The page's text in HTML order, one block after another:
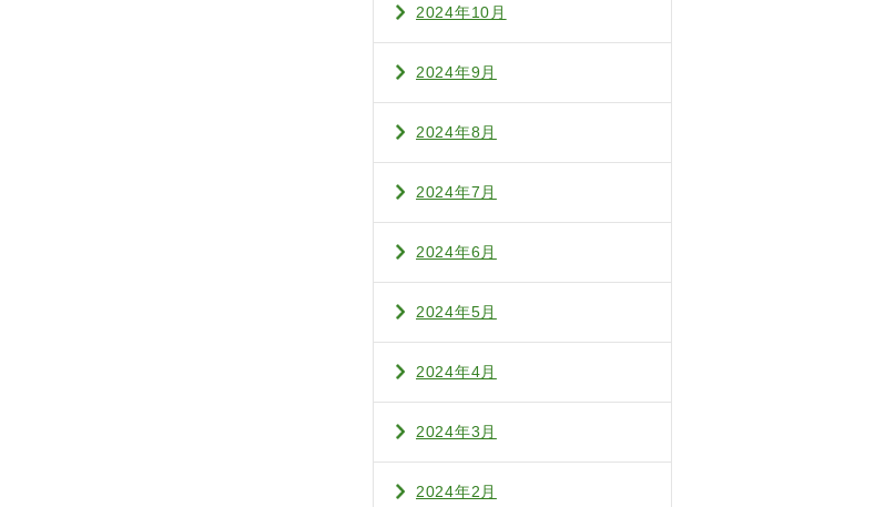
2024年10月
2024年9月
2024年8月
2024年7月
2024年6月
2024年5月
2024年4月
2024年3月
2024年2月